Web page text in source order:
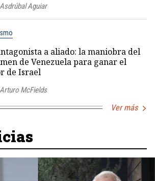
Asdrúbal Aguiar
a aliado: la maniobra del
de Venezuela para ganar el
de Israel
Arturo McFields
Ver más